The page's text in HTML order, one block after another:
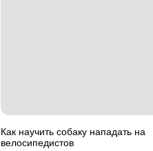
Как научить собаку нападать на
велосипедистов